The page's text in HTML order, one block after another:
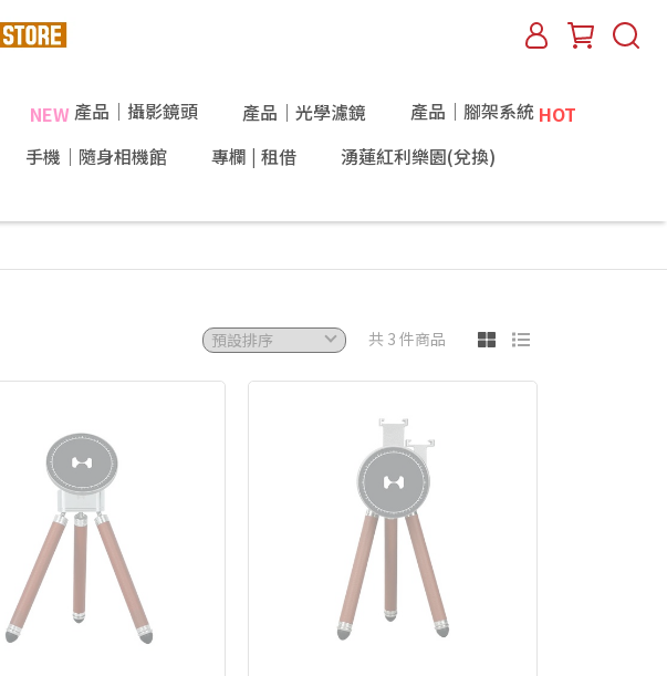
NEW 產品｜攝影鏡頭 產品｜光學濾鏡 產品｜腳架系統HOT
手機｜隨身相機館 專欄 | 租借
湧蓮紅利樂園(兌換)
共 3 件商品